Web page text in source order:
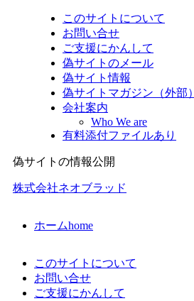
このサイトについて
お問い合せ
ご支援にかんして
偽サイトのメール
偽サイト情報
偽サイトマガジン（外部）
会社案内
Who We are
有料添付ファイルあり
偽サイトの情報公開
株式会社ネオブラッド
ホームhome
このサイトについて
お問い合せ
ご支援にかんして